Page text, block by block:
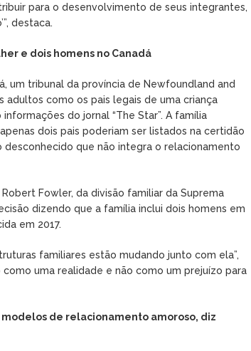
para o desenvolvimento de seus integrantes,
destaca.
e dois homens no Canadá
um tribunal da província de Newfoundland and
adultos como os pais legais de uma criança
do jornal “The Star”. A família
dois pais poderiam ser listados na certidão
que não integra o relacionamento
Fowler, da divisão familiar da Suprema
dizendo que a família inclui dois homens em
em 2017.
familiares estão mudando junto com ela”,
uma realidade e não como um prejuízo para
de relacionamento amoroso, diz